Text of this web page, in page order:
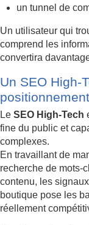
un tunnel de
Un utilisateur qui
comprend les
convertira
Un SEO High-
Le SEO High-Tech
fine du public et
complexes.
En travaillant de
recherche de mots-
contenu, les
boutique pose les
réellement